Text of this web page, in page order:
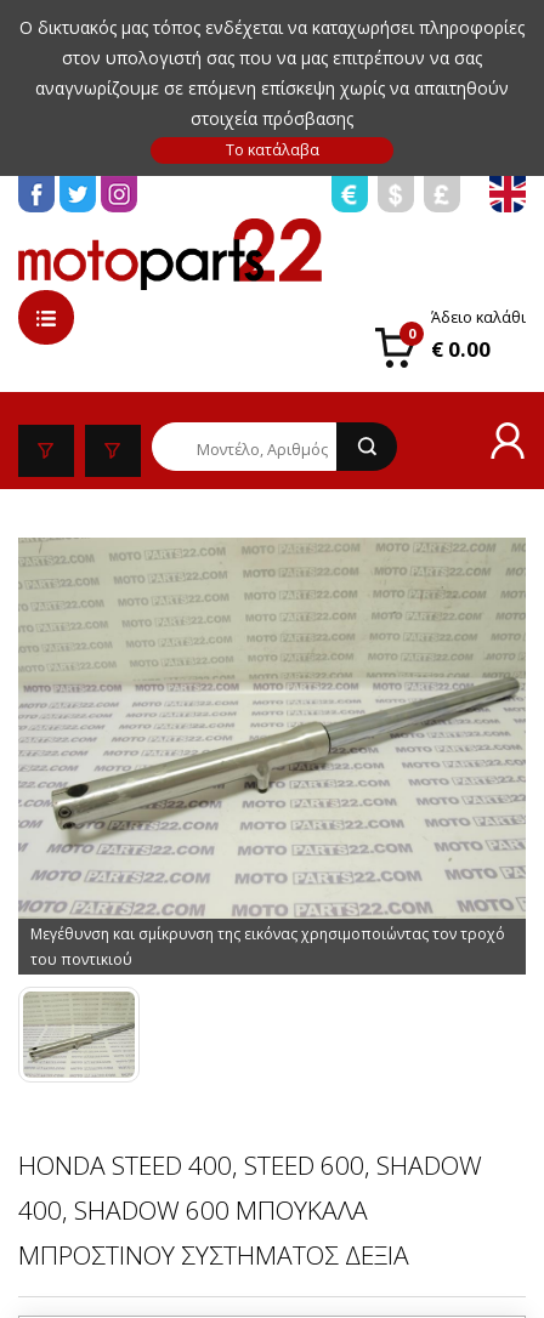
Ο δικτυακός μας τόπος ενδέχεται να καταχωρήσει πληροφορίες
στον υπολογιστή σας που να μας επιτρέπουν να σας
αναγνωρίζουμε σε επόμενη επίσκεψη χωρίς να απαιτηθούν
στοιχεία πρόσβασης
0
Άδειο καλάθι
€ 0.00
Μεγέθυνση και σμίκρυνση της εικόνας χρησιμοποιώντας τον τροχό
του ποντικιού
HONDA STEED 400, STEED 600, SHADOW
400, SHADOW 600 ΜΠΟΥΚΑΛΑ
ΜΠΡΟΣΤΙΝΟΥ ΣΥΣΤΗΜΑΤΟΣ ΔΕΞΙΑ